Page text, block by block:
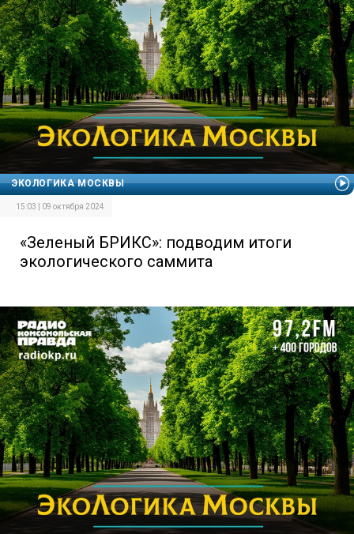
ЭКОЛОГИКА МОСКВЫ
15:03 | 09 октября 2024
«Зеленый БРИКС»: подводим итоги
экологического саммита